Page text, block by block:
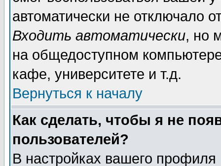
автоматически не отключало
Входить автоматически, но
на общедоступном
кафе, университете и т.д.
Вернуться к началу
Как сделать, чтобы я не
пользователей?
В настройках вашего